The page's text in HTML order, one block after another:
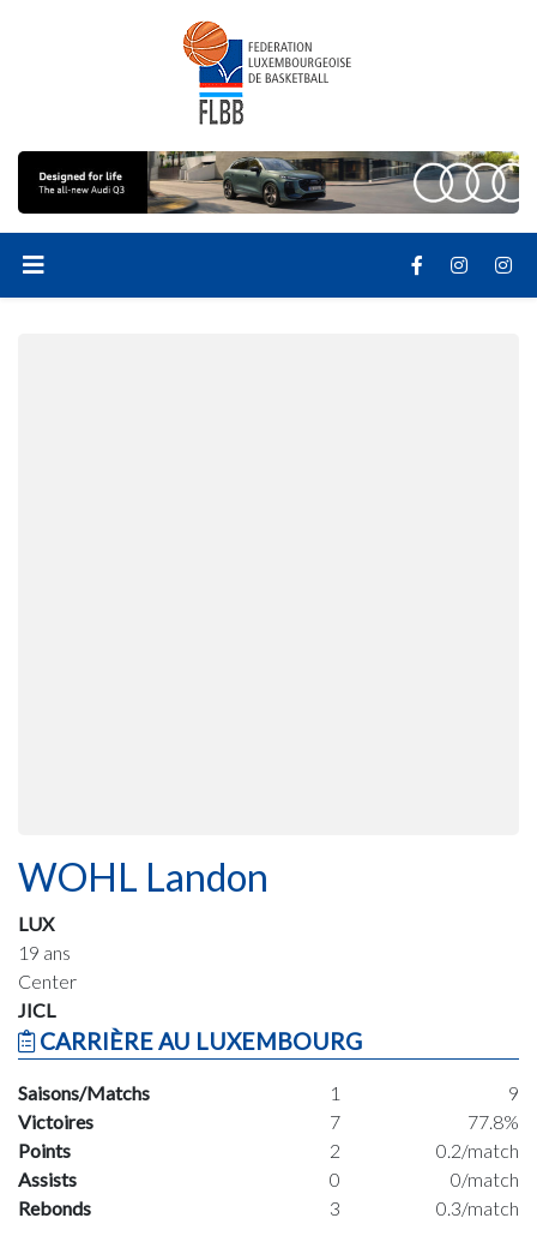
WOHL Landon
LUX
19 ans
Center
JICL
CARRIÈRE AU LUXEMBOURG
Saisons/Matchs 1
9
Victoires
7
77.8%
Points
2
0.2/match
Assists
0
0/match
Rebonds
3 0.3/match